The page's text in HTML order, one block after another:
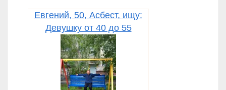
Евгений, 50, Асбест, ищу:
Девушку от 40 до 55